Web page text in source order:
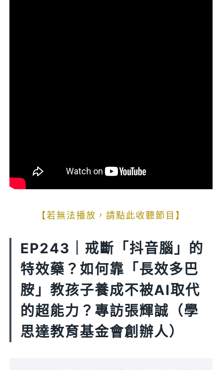
【若無法播放，請點此收聽節目】
EP243｜戒斷「抖音腦」的
特效藥？如何靠「長效多巴
胺」教孩子養成不被AI取代
的超能力？專訪張輝誠（學
思達教育基金會創辦人）